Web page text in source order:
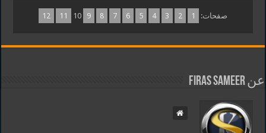
صفحات: 1
2
3
4
5
6
7
8
9
10
11
12
عن Firas Sameer